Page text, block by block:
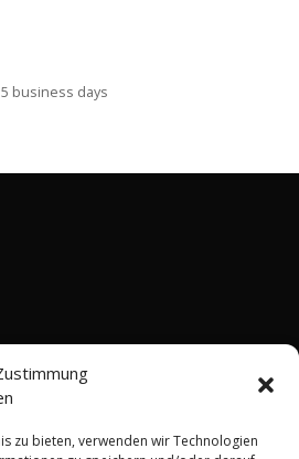
zu bieten, verwenden wir Technologien
business days